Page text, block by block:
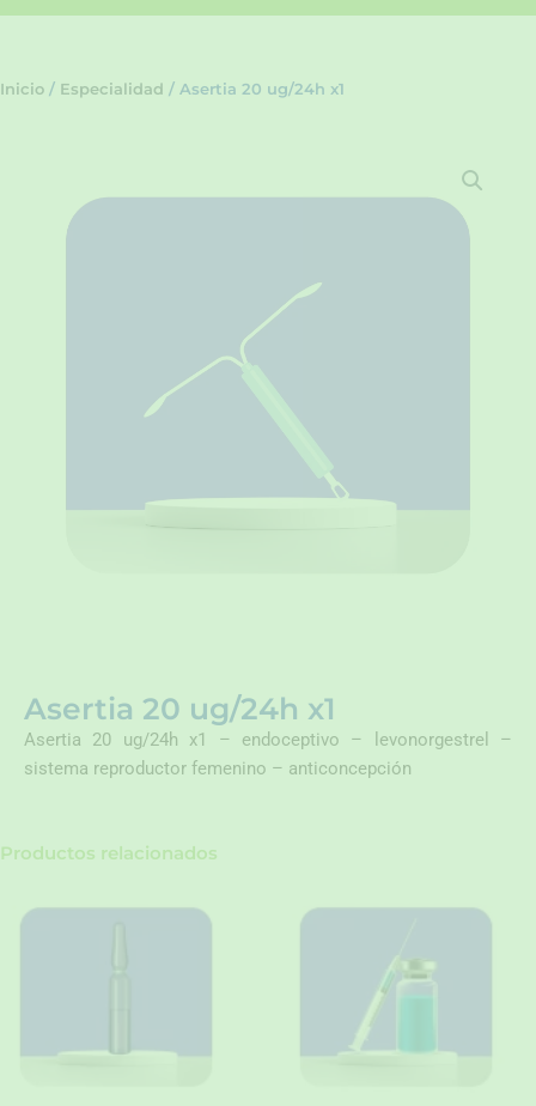
Inicio / Especialidad / Asertia 20 ug/24h x1
Asertia 20 ug/24h x1
Asertia 20 ug/24h x1 – endoceptivo – levonorgestrel –
sistema reproductor femenino – anticoncepción
Productos relacionados